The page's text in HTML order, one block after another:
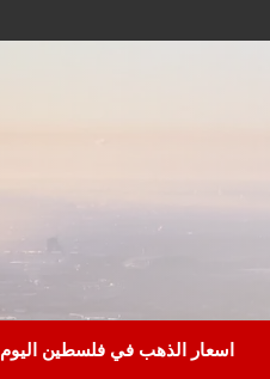
اسعار الذهب في فلسطين اليوم